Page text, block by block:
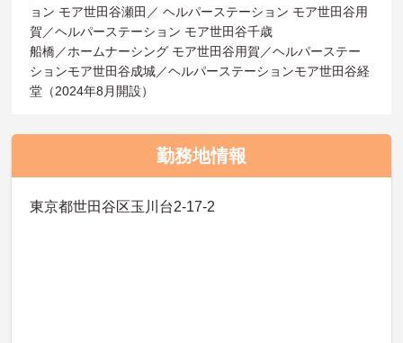
ョン モア世田谷瀬田／ ヘルパーステーション モア世田谷用
賀／ヘルパーステーション モア世田谷千歳
船橋／ホームナーシング モア世田谷用賀／ヘルパーステー
ションモア世田谷成城／ヘルパーステーションモア世田谷経
堂（2024年8月開設）
勤務地情報
東京都世田谷区玉川台2-17-2